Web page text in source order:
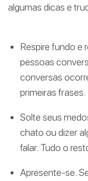
algumas dicas e
Respire fundo e
pessoas
conversas
primeiras frases.
Solte seus
chato ou dizer
falar. Tudo o
Apresente-se.